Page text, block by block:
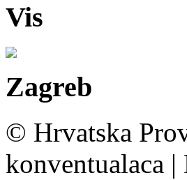
Vis
Zagreb
© Hrvatska
konventualaca |